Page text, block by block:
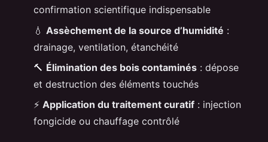
confirmation scientifique indispensable
💧 Assèchement de la source d’humidité :
drainage, ventilation, étanchéité
🔨 Élimination des bois contaminés : dépose
et destruction des éléments touchés
⚡ Application du traitement curatif : injection
fongicide ou chauffage contrôlé